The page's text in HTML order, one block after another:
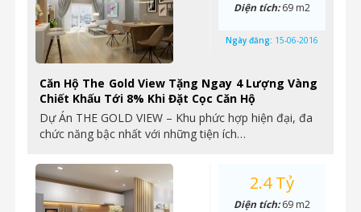
Căn Hộ The Gold View Tặng Ngay 4 Lượng Vàng
Chiết Khấu Tới 8% Khi Đặt Cọc Căn Hộ
Dự Án THE GOLD VIEW – Khu phức hợp hiện đại, đa
chức năng bậc nhất với những tiện ích…
Diện tích:69 m2
Ngày đăng: 15-06-2016
2.4 Tỷ
Diện tích:69 m2